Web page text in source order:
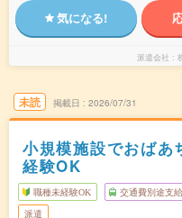
気になる!
派遣会社
未読 掲載日 2026/07/31
小規模施設でおばあ
経験OK
職種未経験OK 交通費別途支
派遣